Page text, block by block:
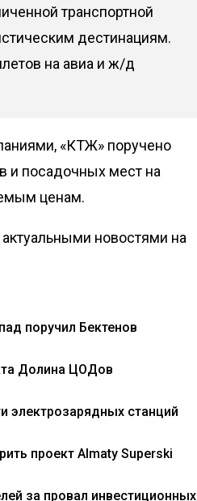
транспортной
дестинациям.
на авиа и ж/д
«КТЖ» поручено
и посадочных мест на
ценам.
новостями на
поручил Бектенов
Долина ЦОДов
электрозарядных станций
проект Almaty Superski
за провал инвестиционных